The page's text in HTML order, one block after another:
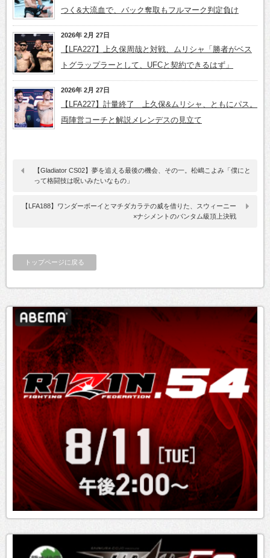
つく&大流血で、バック奪取もフルマーク判定負け
2026年 2月 27日
【LFA227】上久保周哉と対戦、ムリシャ「勝者がベス
トグラップラーとして、UFCと契約できるはず」
2026年 2月 27日
【LFA227】計量終了 上久保&ムリシャ、ともにパス。
両陣営コーチと解説メレンデスの見立て
【Gladiator CS02】夢を追える最後の機会、その一。松嶋こよみ「僕にと
って格闘技は呪いみたいなもの」
【LFA188】ワンダーボーイとマチダカラテの威を借りた、スウィーニー
×ナシメントのバンタム級頂上決戦
トップページに戻る